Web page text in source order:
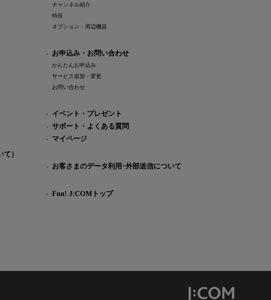
）
チャンネル紹介
特長
オプション・周辺機器
お申込み・お問い合わせ
かんたんお申込み
サービス追加・変更
お問い合わせ
イベント・プレゼント
サポート・よくある質問
マイページ
お客さまのデータ利用･外部送信について
Fun! J:COMトップ